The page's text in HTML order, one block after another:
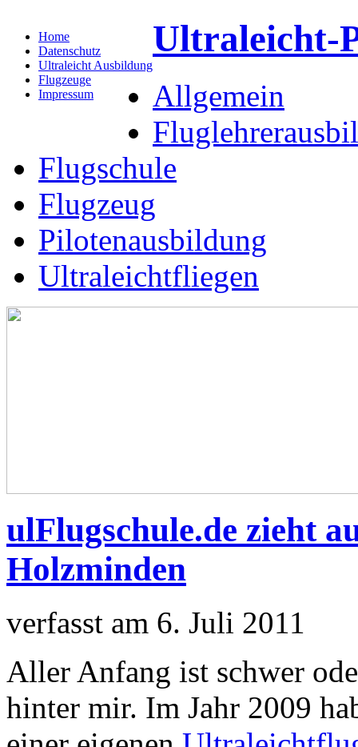
Home
Datenschutz
Ultraleicht Ausbildung
Flugzeuge
Impressum
Ultraleicht-
Allgemein
Flugschule
Flugzeug
Pilotenausbildung
Ultraleichtfliegen
ulFlugschule.de zieht
Holzminden
verfasst am 6. Juli 2011
Aller Anfang ist schwer
hinter mir. Im Jahr 2009